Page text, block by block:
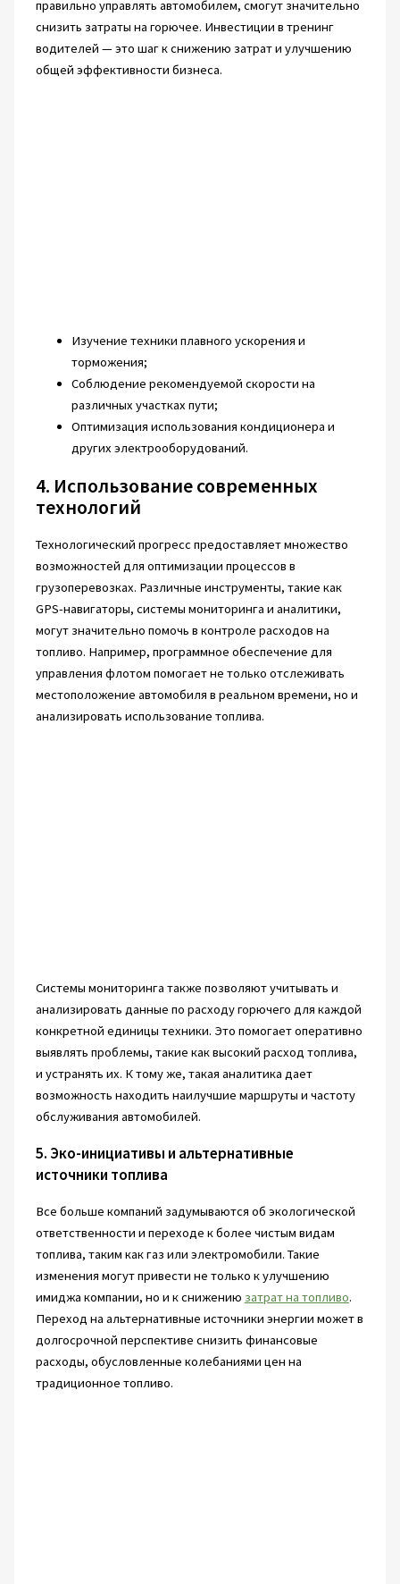
правильно управлять автомобилем, смогут значительно
снизить затраты на горючее. Инвестиции в тренинг
водителей — это шаг к снижению затрат и улучшению
общей эффективности бизнеса.
Изучение техники плавного ускорения и
торможения;
Соблюдение рекомендуемой скорости на
различных участках пути;
Оптимизация использования кондиционера и
других электрооборудований.
4. Использование современных
технологий
Технологический прогресс предоставляет множество
возможностей для оптимизации процессов в
грузоперевозках. Различные инструменты, такие как
GPS-навигаторы, системы мониторинга и аналитики,
могут значительно помочь в контроле расходов на
топливо. Например, программное обеспечение для
управления флотом помогает не только отслеживать
местоположение автомобиля в реальном времени, но и
анализировать использование топлива.
Системы мониторинга также позволяют учитывать и
анализировать данные по расходу горючего для каждой
конкретной единицы техники. Это помогает оперативно
выявлять проблемы, такие как высокий расход топлива,
и устранять их. К тому же, такая аналитика дает
возможность находить наилучшие маршруты и частоту
обслуживания автомобилей.
5. Эко-инициативы и альтернативные
источники топлива
Все больше компаний задумываются об экологической
ответственности и переходе к более чистым видам
топлива, таким как газ или электромобили. Такие
изменения могут привести не только к улучшению
имиджа компании, но и к снижению затрат на топливо.
Переход на альтернативные источники энергии может в
долгосрочной перспективе снизить финансовые
расходы, обусловленные колебаниями цен на
традиционное топливо.